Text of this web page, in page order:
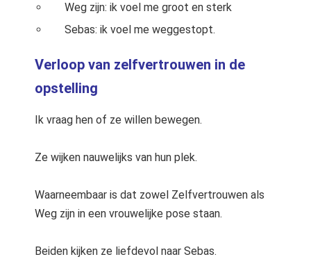
Weg zijn: ik voel me groot en sterk
Sebas: ik voel me weggestopt.
Verloop van zelfvertrouwen in de
opstelling
Ik vraag hen of ze willen bewegen.
Ze wijken nauwelijks van hun plek.
Waarneembaar is dat zowel Zelfvertrouwen als
Weg zijn in een vrouwelijke pose staan.
Beiden kijken ze liefdevol naar Sebas.